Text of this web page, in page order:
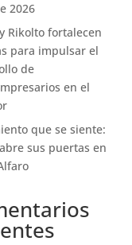
2026
y Rikolto fortalecen
para impulsar el
de
en el
que se siente:
abre sus puertas en